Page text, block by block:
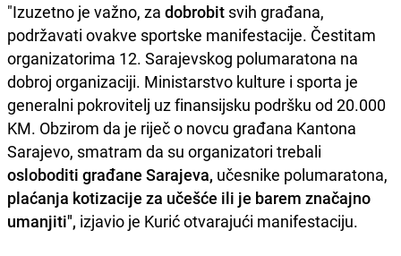
"Izuzetno je važno, za dobrobit svih građana,
podržavati ovakve sportske manifestacije. Čestitam
organizatorima 12. Sarajevskog polumaratona na
dobroj organizaciji. Ministarstvo kulture i sporta je
generalni pokrovitelj uz finansijsku podršku od 20.000
KM. Obzirom da je riječ o novcu građana Kantona
Sarajevo, smatram da su organizatori trebali
osloboditi građane Sarajeva, učesnike polumaratona,
plaćanja kotizacije za učešće ili je barem značajno
umanjiti", izjavio je Kurić otvarajući manifestaciju.